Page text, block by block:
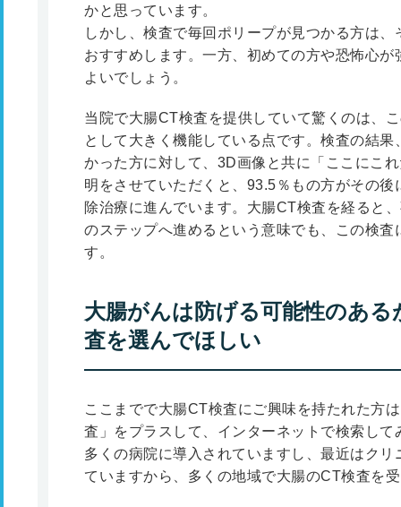
かと思っています。
しかし、検査で毎回ポリープが見つかる方は
おすすめします。一方、初めての方や恐怖心
よいでしょう。
当院で大腸CT検査を提供していて驚くのは、
として大きく機能している点です。検査の結
かった方に対して、3D画像と共に「ここにこ
明をさせていただくと、93.5％もの方がその
除治療に進んでいます。大腸CT検査を経ると
のステップへ進めるという意味でも、この検
す。
大腸がんは防げる可能性のあ
査を選んでほしい
ここまでで大腸CT検査にご興味を持たれた方
査」をプラスして、インターネットで検索し
多くの病院に導入されていますし、最近はク
ていますから、多くの地域で大腸のCT検査を